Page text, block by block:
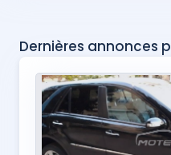
Dernières annonces